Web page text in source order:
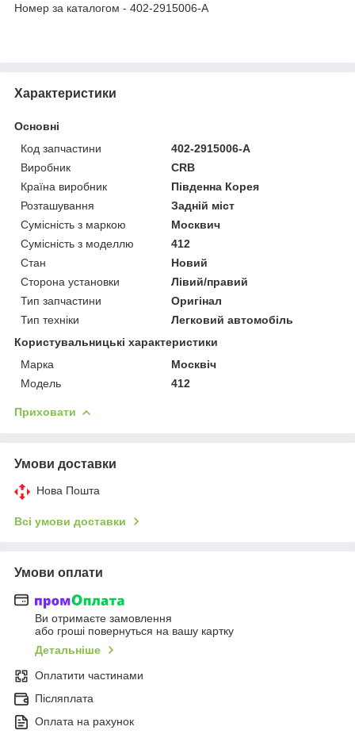
Номер за каталогом - 402-2915006-А
Характеристики
Основні
Код запчастини
402-2915006-А
Виробник
CRB
Країна виробник
Південна Корея
Розташування
Задній міст
Сумісність з маркою
Москвич
Сумісність з моделлю
412
Стан
Новий
Сторона установки
Лівий/правий
Тип запчастини
Оригінал
Тип техніки
Легковий автомобіль
Користувальницькі характеристики
Марка
Москвіч
Мoдель
412
Приховати
Умови доставки
Нова Пошта
Всі умови доставки
Умови оплати
Ви отримаєте замовлення
або гроші повернуться на вашу картку
Детальніше
Оплатити частинами
Післяплата
Оплата на рахунок